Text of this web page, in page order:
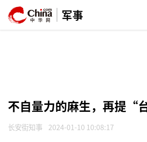
军事
不自量力的麻生，再提“
长安街知事 2024-01-10 10:08:17